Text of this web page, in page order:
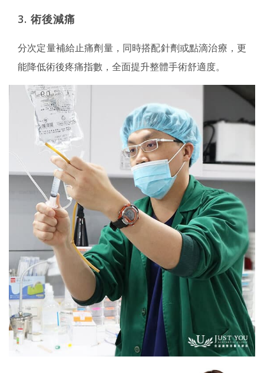
3. 術後減痛
分次定量補給止痛劑量，同時搭配針劑或點滴治療，更
能降低術後疼痛指數，全面提升整體手術舒適度。